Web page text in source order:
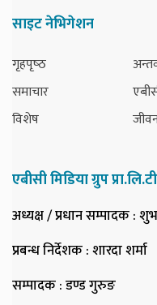
साइट नेभिगेशन
गृहपृष्‍ठ
समाचार
विशेष
एबीसी मिडिया ग्रुप
अध्यक्ष / प्रधान सम्पादक:
प्रबन्ध निर्देशक: शारदा शर्मा
सम्पादक: डण्ड गुरुङ